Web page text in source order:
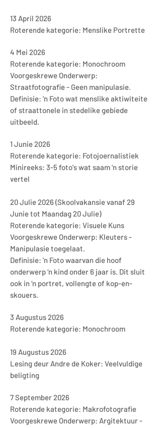
13 April 2026
Roterende kategorie: Menslike Portrette
4 Mei 2026
Roterende kategorie: Monochroom
Voorgeskrewe Onderwerp:
Straatfotografie - Geen manipulasie.
Definisie: 'n Foto wat menslike aktiwiteite
of straattonele in stedelike gebiede
uitbeeld.
1 Junie 2026
Roterende kategorie: Fotojoernalistiek
Minireeks: 3-5 foto's wat saam 'n storie
vertel
20 Julie 2026 (Skoolvakansie vanaf 29
Junie tot Maandag 20 Julie)
Roterende kategorie: Visuele Kuns
Voorgeskrewe Onderwerp: Kleuters -
Manipulasie toegelaat.
Definisie: 'n Foto waarvan die hoof
onderwerp ‘n kind onder 6 jaar is. Dit sluit
ook in ‘n portret, vollengte of kop-en-
skouers.
3 Augustus 2026
Roterende kategorie: Monochroom
19 Augustus 2026
Lesing deur Andre de Koker: Veelvuldige
beligting
7 September 2026
Roterende kategorie: Makrofotografie
Voorgeskrewe Onderwerp: Argitektuur -